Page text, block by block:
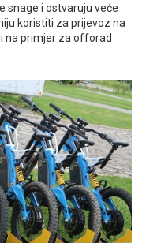
snage i ostvaruju veće
koristiti za prijevoz na
na primjer za offorad